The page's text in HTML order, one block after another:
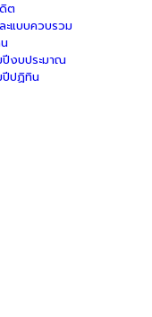
ต
ะแบบควบรวม
ปีงบประมาณ
ปีปฏิทิน